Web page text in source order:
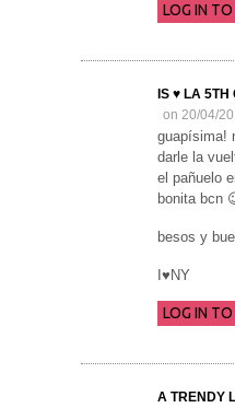
LOG IN
IS ♥ LA
on 20/04/
guapísima!
darle la
el pañuelo
bonita bcn
besos y
I♥NY
LOG IN
A TRENDY